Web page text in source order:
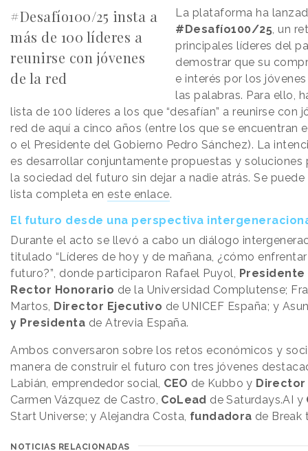
#Desafío100/25 insta a
más de 100 líderes a
reunirse con jóvenes
de la red
La plataforma ha
#Desafío100/25, un
principales líderes del
demostrar que su
e interés por los
las palabras. Para ello,
lista de 100 líderes a los que “desafían” a reunirse con
red de aquí a cinco años (entre los que se encuentran
o el Presidente del Gobierno Pedro Sánchez). La
es desarrollar conjuntamente propuestas y soluciones
la sociedad del futuro sin dejar a nadie atrás. Se
lista completa en este enlace.
El futuro desde una perspectiva
Durante el acto se llevó a cabo un diálogo
titulado “Líderes de hoy y de mañana, ¿cómo
futuro?”, donde participaron Rafael Puyol, Presidente
Rector Honorario de la Universidad Complutense;
Martos, Director Ejecutivo de UNICEF España; y
y Presidenta de Atrevia España.
Ambos conversaron sobre los retos económicos y
manera de construir el futuro con tres jóvenes
Labián, emprendedor social, CEO de Kubbo y Director
Carmen Vázquez de Castro, CoLead de Saturdays.AI y
Start Universe; y Alejandra Costa, fundadora de Break
NOTICIAS RELACIONADAS